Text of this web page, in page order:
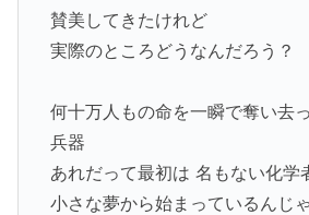
賛美してきたけれど
実際のところどうなんだろう？
何十万人もの命を一瞬で奪い去
兵器
あれだって最初は 名もない化学
小さな夢から始まっているんじ